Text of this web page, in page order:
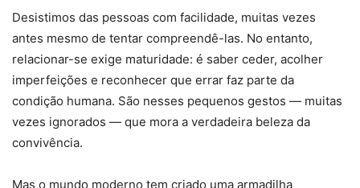
Desistimos das pessoas com facilidade, muitas vezes
antes mesmo de tentar compreendê-las. No entanto,
relacionar-se exige maturidade: é saber ceder, acolher
imperfeições e reconhecer que errar faz parte da
condição humana. São nesses pequenos gestos — muitas
vezes ignorados — que mora a verdadeira beleza da
convivência.
Mas o mundo moderno tem criado uma armadilha